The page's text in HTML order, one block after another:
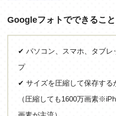
Googleフォトでできること
✔ パソコン、スマホ、タブレ
プ
✔ サイズを圧縮して保存する
（圧縮しても1600万画素